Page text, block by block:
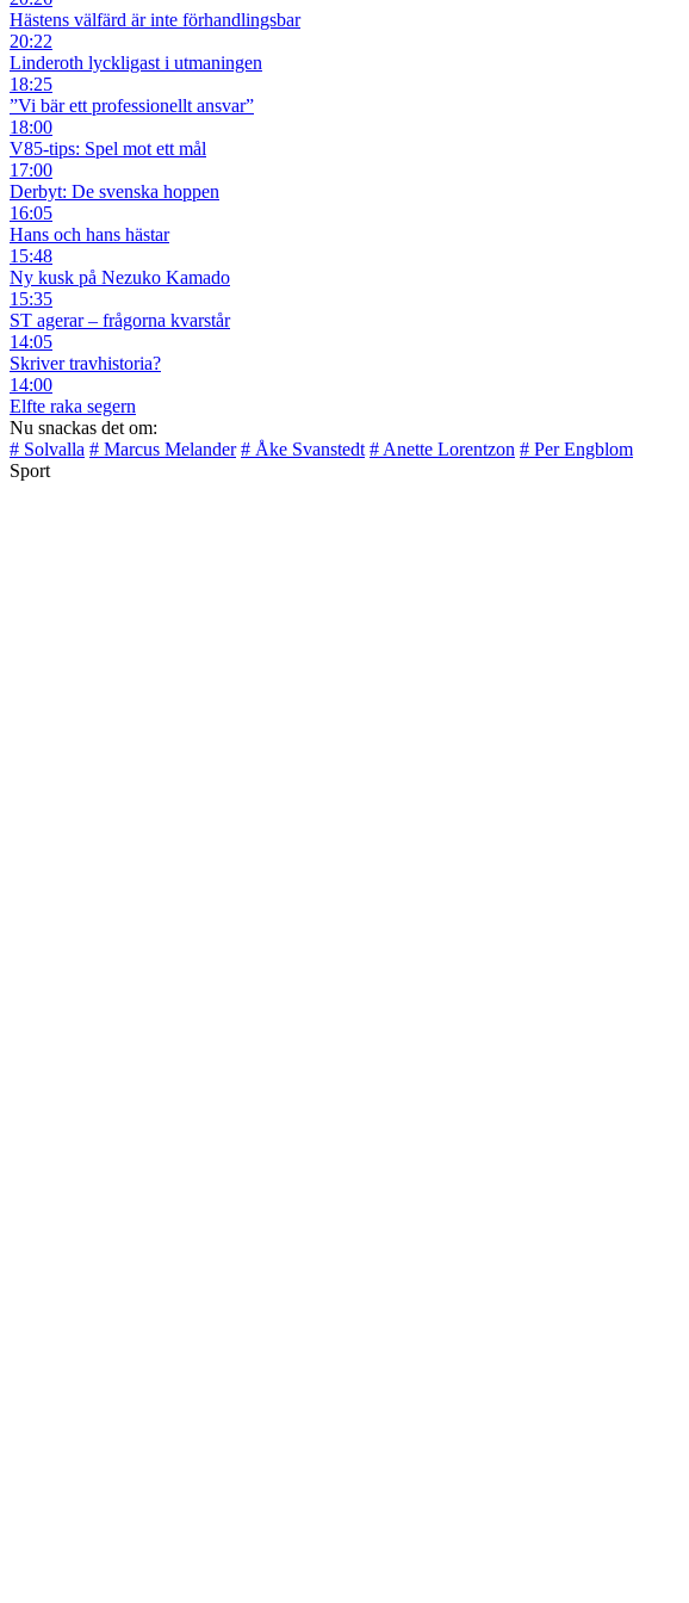
Hästens välfärd är inte förhandlingsbar
20:22
Linderoth lyckligast i utmaningen
18:25
”Vi bär ett professionellt ansvar”
18:00
V85-tips: Spel mot ett mål
17:00
Derbyt: De svenska hoppen
16:05
Hans och hans hästar
15:48
Ny kusk på Nezuko Kamado
15:35
ST agerar – frågorna kvarstår
14:05
Skriver travhistoria?
14:00
Elfte raka segern
Nu snackas det om:
# Solvalla # Marcus Melander # Åke Svanstedt # Anette Lorentzon # Per Engblom
Sport